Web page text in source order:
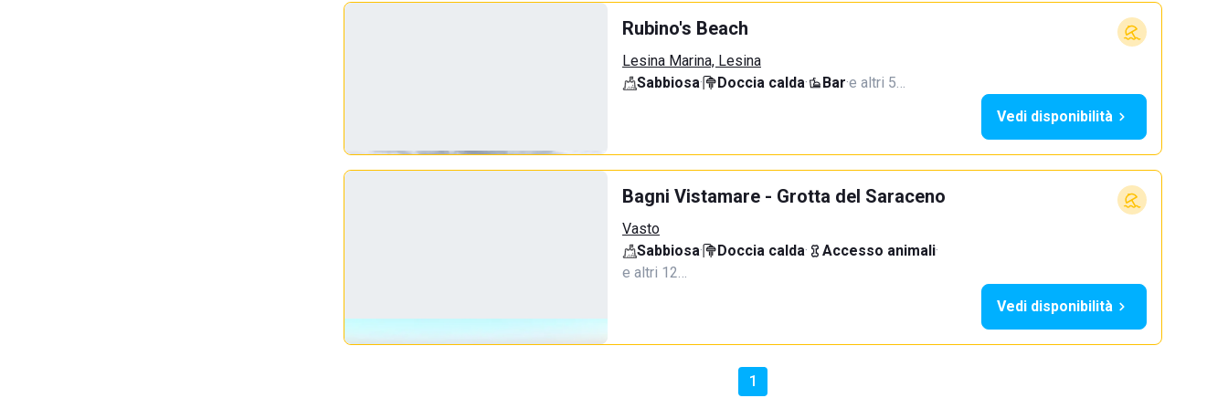
Rubino's Beach
Lesina Marina, Lesina
Sabbiosa· Doccia calda· Bar·e altri 5…
Vedi disponibilità
Bagni Vistamare - Grotta del Saraceno
Vasto
Sabbiosa· Doccia calda· Accesso animali·
e altri 12…
Vedi disponibilità
1